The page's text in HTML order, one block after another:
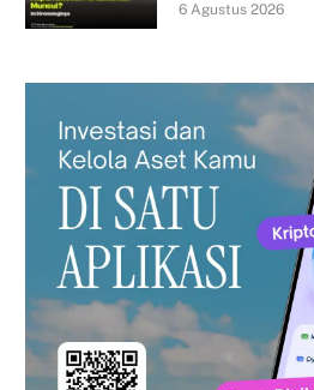
6 Agustus 2026